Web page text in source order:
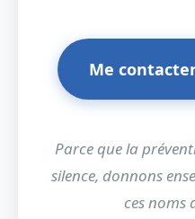
Me
Parce que la
silence, donnons
ces noms